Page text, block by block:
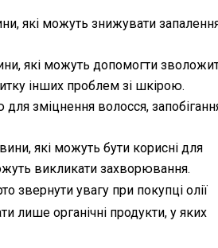
які можуть знижувати
які можуть допомогти
інших проблем зі шкірою.
зміцнення волосся,
які можуть бути корисні для
викликати захворювання.
звернути увагу при покупці олії
лише органічні продукти, у яких